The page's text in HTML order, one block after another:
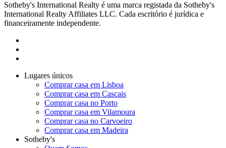
Sotheby's International Realty é uma marca registada da Sotheby's
International Realty Affiliates LLC. Cada escritório é jurídica e
financeiramente independente.
Lugares únicos
Comprar casa em Lisboa
Comprar casa em Cascais
Comprar casa no Porto
Comprar casa em Vilamoura
Comprar casa no Carvoeiro
Comprar casa em Madeira
Sotheby's